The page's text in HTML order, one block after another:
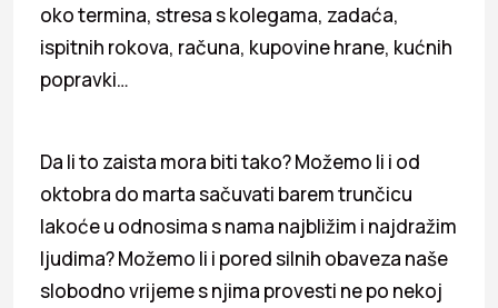
oko termina, stresa s kolegama, zadaća,
ispitnih rokova, računa, kupovine hrane, kućnih
popravki…
Da li to zaista mora biti tako? Možemo li i od
oktobra do marta sačuvati barem trunčicu
lakoće u odnosima s nama najbližim i najdražim
ljudima? Možemo li i pored silnih obaveza naše
slobodno vrijeme s njima provesti ne po nekoj